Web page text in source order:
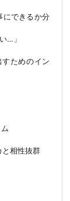
にできるか分
…」
ためのイン
相性抜群